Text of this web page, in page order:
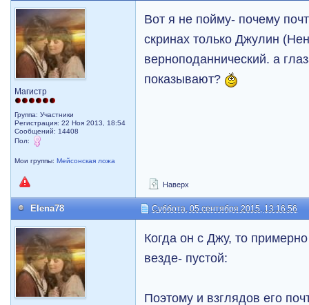
Магистр
Группа: Участники
Регистрация: 22 Ноя 2013, 18:54
Сообщений: 14408
Пол:
Мои группы:Мейсонская ложа
Вот я не пойму- почему
скринах только Джулин
верноподаннический. а
показывают?
Наверх
Elena78 Суббота, 05 сентября 2015, 13:16:56
Когда он с Джу, то
везде- пустой:
Поэтому и взглядов его